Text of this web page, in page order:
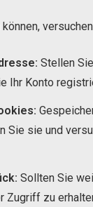
Stellen
Ihr Konto
Sie sie und
Sollten Sie
Zugriff zu